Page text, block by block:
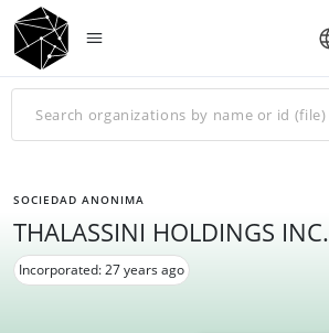
SOCIEDAD ANONIMA
THALASSINI HOLDINGS INC.
Incorporated: 27 years ago